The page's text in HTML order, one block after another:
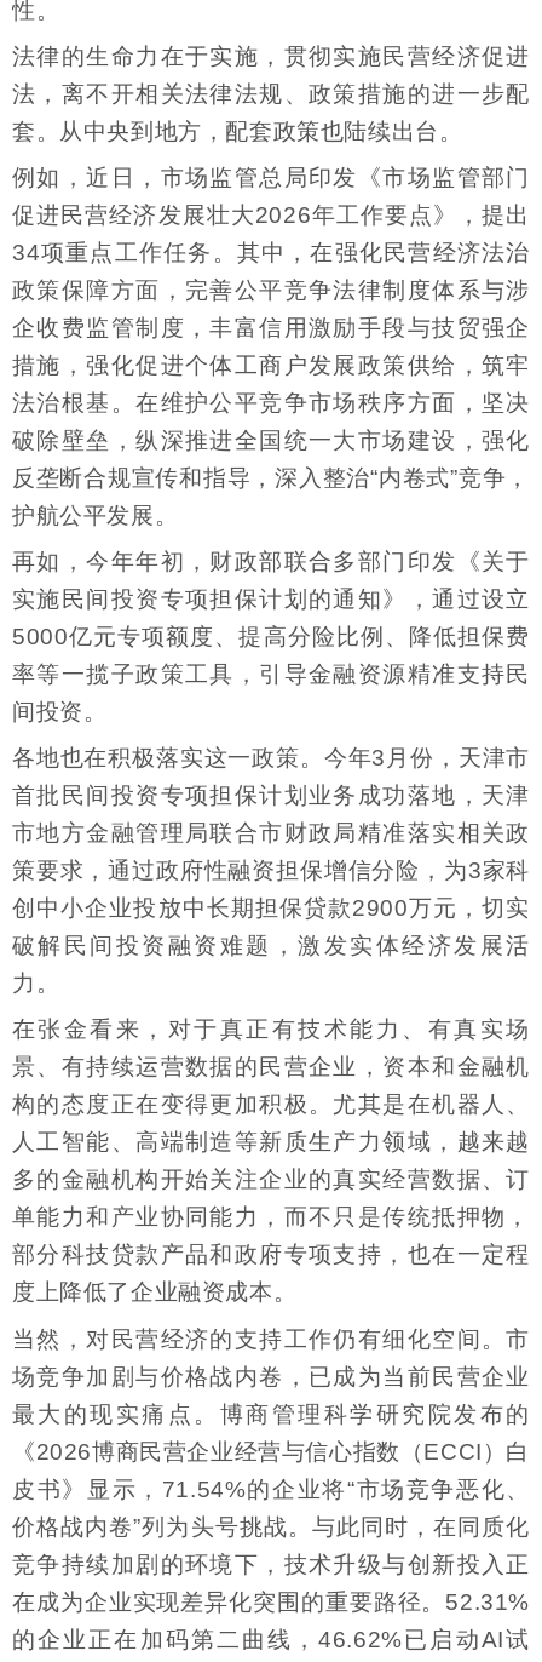
性。
法律的生命力在于实施，贯彻实施民营经济促进
法，离不开相关法律法规、政策措施的进一步配
套。从中央到地方，配套政策也陆续出台。
例如，近日，市场监管总局印发《市场监管部门
促进民营经济发展壮大2026年工作要点》，提出
34项重点工作任务。其中，在强化民营经济法治
政策保障方面，完善公平竞争法律制度体系与涉
企收费监管制度，丰富信用激励手段与技贸强企
措施，强化促进个体工商户发展政策供给，筑牢
法治根基。在维护公平竞争市场秩序方面，坚决
破除壁垒，纵深推进全国统一大市场建设，强化
反垄断合规宣传和指导，深入整治“内卷式”竞争，
护航公平发展。
再如，今年年初，财政部联合多部门印发《关于
实施民间投资专项担保计划的通知》，通过设立
5000亿元专项额度、提高分险比例、降低担保费
率等一揽子政策工具，引导金融资源精准支持民
间投资。
各地也在积极落实这一政策。今年3月份，天津市
首批民间投资专项担保计划业务成功落地，天津
市地方金融管理局联合市财政局精准落实相关政
策要求，通过政府性融资担保增信分险，为3家科
创中小企业投放中长期担保贷款2900万元，切实
破解民间投资融资难题，激发实体经济发展活
力。
在张金看来，对于真正有技术能力、有真实场
景、有持续运营数据的民营企业，资本和金融机
构的态度正在变得更加积极。尤其是在机器人、
人工智能、高端制造等新质生产力领域，越来越
多的金融机构开始关注企业的真实经营数据、订
单能力和产业协同能力，而不只是传统抵押物，
部分科技贷款产品和政府专项支持，也在一定程
度上降低了企业融资成本。
当然，对民营经济的支持工作仍有细化空间。市
场竞争加剧与价格战内卷，已成为当前民营企业
最大的现实痛点。博商管理科学研究院发布的
《2026博商民营企业经营与信心指数（ECCI）白
皮书》显示，71.54%的企业将“市场竞争恶化、
价格战内卷”列为头号挑战。与此同时，在同质化
竞争持续加剧的环境下，技术升级与创新投入正
在成为企业实现差异化突围的重要路径。52.31%
的企业正在加码第二曲线，46.62%已启动AI试